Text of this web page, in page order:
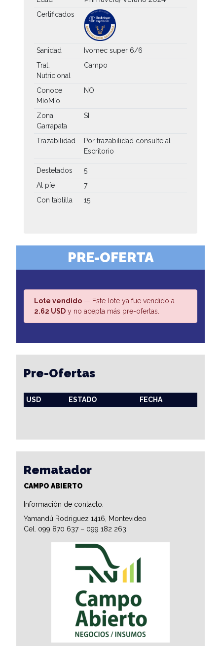
Certificados
Sanidad
Ivomec super 6/6
Trat.
Nutricional
Campo
Conoce
MíoMío
NO
Zona
Garrapata
SI
Trazabilidad
Por trazabilidad consulte al
Escritorio
Destetados
5
Al píe
7
Con tablilla
15
PRE-OFERTA
Lote vendido — Este lote ya fue vendido a
2.62 USD y no acepta más pre-ofertas.
Pre-Ofertas
USD ESTADO FECHA
Rematador
CAMPO ABIERTO
Información de contacto:
Yamandú Rodriguez 1416, Montevideo
Cel. 099 870 637 – 099 182 263